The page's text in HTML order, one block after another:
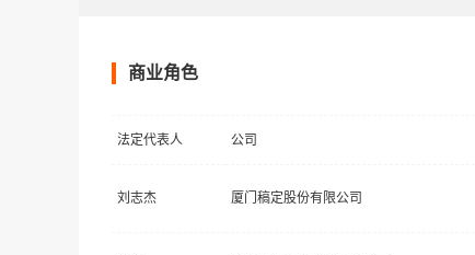
商业角色
法定代表人 公司
刘志杰 厦门稿定股份有限公司